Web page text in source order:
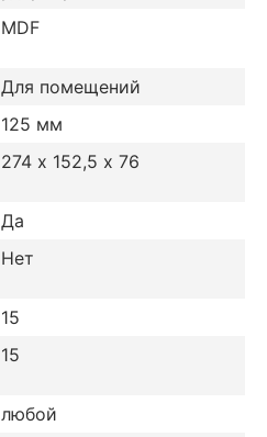
MDF
Для помещений
125 мм
274 х 152,5 х 76
Да
Нет
15
15
любой